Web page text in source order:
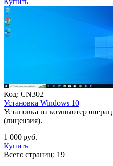
Код: CN302
Установка Windows 10
Установка на компьютер
(лицензия).
1 000 руб.
Купить
Всего страниц: 19